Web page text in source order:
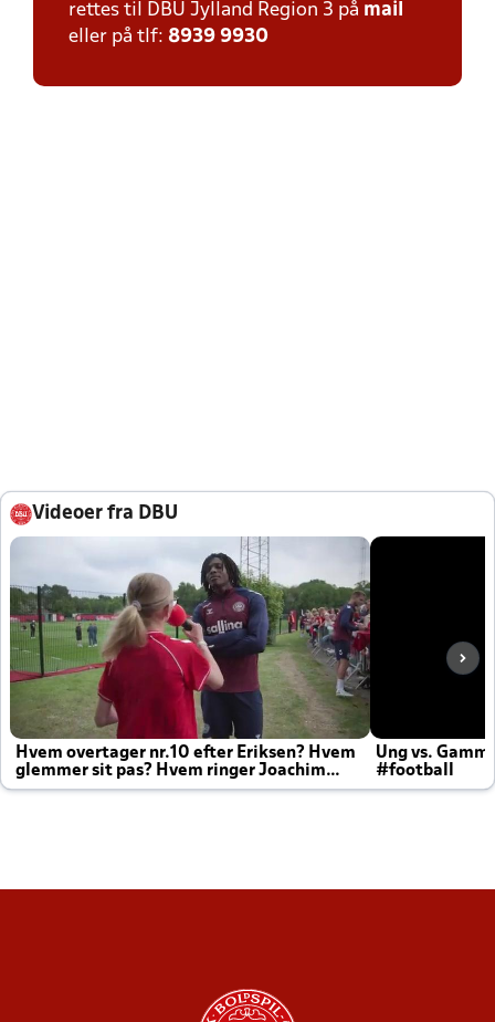
rettes til DBU Jylland Region 3 på mail
eller på tlf: 8939 9930
Videoer fra DBU
Hvem overtager nr.10 efter Eriksen? Hvem
glemmer sit pas? Hvem ringer Joachim
altid til efter kampe?
Ung vs.
#football